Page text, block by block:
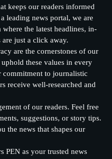
keeps our readers informed
leading news portal, we are
the latest headlines, in-
just a click away.
are the cornerstones of our
these values in every
commitment to journalistic
receive well-researched and
of our readers. Feel free
suggestions, or story tips.
the news that shapes our
PEN as your trusted news